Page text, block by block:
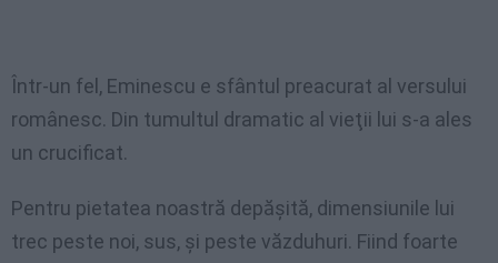
Într-un fel, Eminescu e sfântul preacurat al versului
românesc. Din tumultul dramatic al vieţii lui s-a ales
un crucificat.
Pentru pietatea noastră depăşită, dimensiunile lui
trec peste noi, sus, şi peste văzduhuri. Fiind foarte